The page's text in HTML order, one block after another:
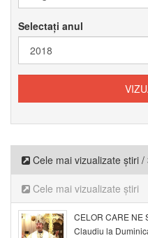
Selectați anul
Cele mai vizualizate știri /
Cele mai vizualizate știri
CELOR CARE NE
Claudiu la